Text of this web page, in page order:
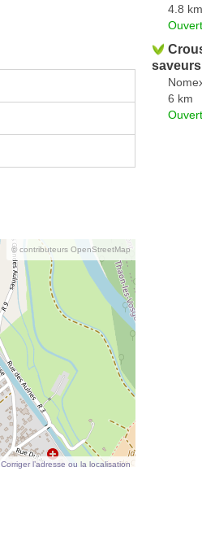
© contributeurs OpenStreetMap
Corriger l’adresse ou la localisation
4.8 km
saveurs
6 km